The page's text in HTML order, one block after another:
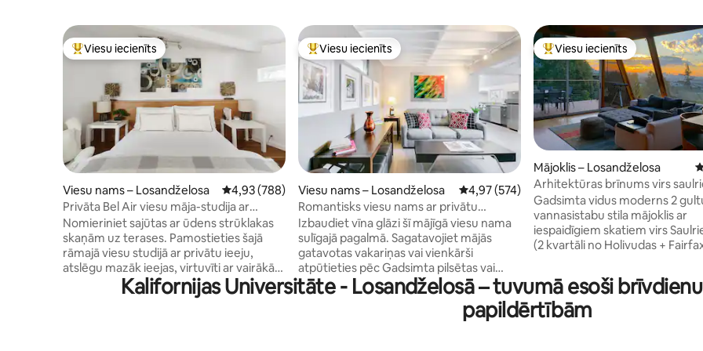
Populārs viesu iecienīts mājoklis
Viesu iecienīts
Viesu nams – Losandželosa Vidējais vērtējums: 4,93 no 5, atsauksmju skaits: 788
4,93 (788)
Privāta Bel Air viesu māja-studija ar
autostāvvietu
Nomieriniet sajūtas ar ūdens strūklakas
skaņām uz terases. Pamostieties šajā
rāmajā viesu studijā ar privātu ieeju,
atslēgu mazāk ieejas, virtuvīti ar vairākām
papildu papildērtībām un piekļuvi kopīgai
āra atpūtas telpai ar grila ēdamzonu.
Populārs viesu iecienīts mājoklis
Viesu iecienīts
Viesu nams – Losandželosa Vidējais vērtējums: 4,97 no 5, atsauksmju
4,97 (574)
Romantisks viesu nams ar privātu
pagalmu Vestvudā
Izbaudiet vīna glāzi šī mājīgā viesu nama
sulīgajā pagalmā. Sagatavojiet mājās
gatavotas vakariņas vai vienkārši
atpūtieties pēc Gadsimta pilsētas vai
Beverlihilsas iepazīšanas dienas. Tikko
pārbūvēts, moderns dizains un ļoti ērts
Populārs viesu iecienīts
Viesu iecienīts
Mājoklis – Losandželosa
Arhitektūras brīnums virs
WeHo ar/ Big View
Gadsimta vidus moderns 2
vannasistabu stila mājoklis ar
iespaidīgiem skatiem virs
(2 kvartāli no Holivudas +
klusi. Nesenie remontdarbi no
pamatiem, apkures/maiņstrāvas
sistēma, 1 Giga/s Wi-Fi, vadu
ar 11 skaļruņiem, filmu
Kalifornijas Universitāte - Losandželosā – tuvumā esoši
papildērtībām